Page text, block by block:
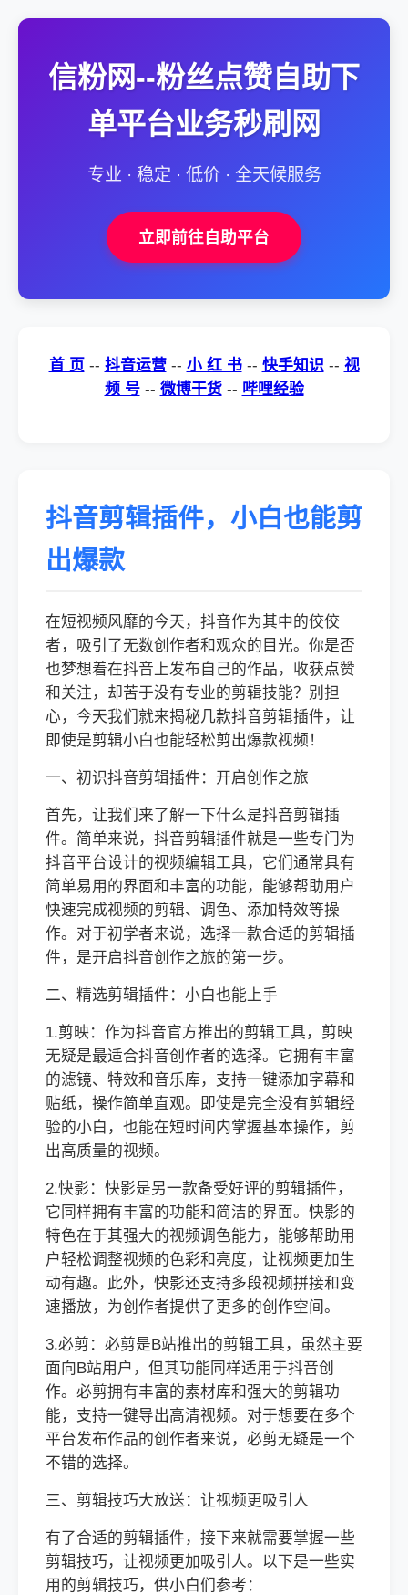
信粉网--粉丝点赞自助下
单平台业务秒刷网
专业 · 稳定 · 低价 · 全天候服务
立即前往自助平台
首 页 -- 抖音运营 -- 小 红 书 -- 快手知识 -- 视
频 号 -- 微博干货 -- 哔哩经验
抖音剪辑插件，小白也能剪
出爆款
在短视频风靡的今天，抖音作为其中的佼佼
者，吸引了无数创作者和观众的目光。你是否
也梦想着在抖音上发布自己的作品，收获点赞
和关注，却苦于没有专业的剪辑技能？别担
心，今天我们就来揭秘几款抖音剪辑插件，让
即使是剪辑小白也能轻松剪出爆款视频！
一、初识抖音剪辑插件：开启创作之旅
首先，让我们来了解一下什么是抖音剪辑插
件。简单来说，抖音剪辑插件就是一些专门为
抖音平台设计的视频编辑工具，它们通常具有
简单易用的界面和丰富的功能，能够帮助用户
快速完成视频的剪辑、调色、添加特效等操
作。对于初学者来说，选择一款合适的剪辑插
件，是开启抖音创作之旅的第一步。
二、精选剪辑插件：小白也能上手
1.剪映：作为抖音官方推出的剪辑工具，剪映
无疑是最适合抖音创作者的选择。它拥有丰富
的滤镜、特效和音乐库，支持一键添加字幕和
贴纸，操作简单直观。即使是完全没有剪辑经
验的小白，也能在短时间内掌握基本操作，剪
出高质量的视频。
2.快影：快影是另一款备受好评的剪辑插件，
它同样拥有丰富的功能和简洁的界面。快影的
特色在于其强大的视频调色能力，能够帮助用
户轻松调整视频的色彩和亮度，让视频更加生
动有趣。此外，快影还支持多段视频拼接和变
速播放，为创作者提供了更多的创作空间。
3.必剪：必剪是B站推出的剪辑工具，虽然主要
面向B站用户，但其功能同样适用于抖音创
作。必剪拥有丰富的素材库和强大的剪辑功
能，支持一键导出高清视频。对于想要在多个
平台发布作品的创作者来说，必剪无疑是一个
不错的选择。
三、剪辑技巧大放送：让视频更吸引人
有了合适的剪辑插件，接下来就需要掌握一些
剪辑技巧，让视频更加吸引人。以下是一些实
用的剪辑技巧，供小白们参考：